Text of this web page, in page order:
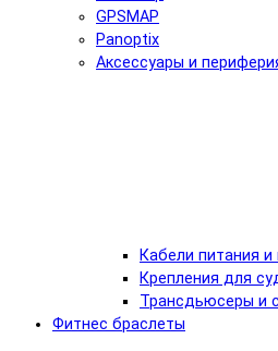
GPSMAP
Panoptix
Аксессуары и
Кабели питания и
Крепления для
Трансдьюсеры и
Фитнес браслеты